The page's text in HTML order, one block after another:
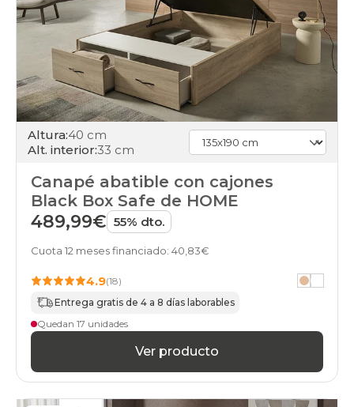
canapes-
abatibles
160x190cm
apertura-
frontal
black-
days
canapes-
abatibles
160x200cm-
doble
apertura-
frontal
black-
abatibles
frontal
canapes-
abatibles
160x200cm
apertura-
Altura:40 cm
Alt. interior:33 cm
Canapé abatible con cajones
Black Box Safe de HOME
489,99€ 55% dto.
Cuota 12 meses financiado: 40,83€
4.9(18)
Entrega gratis de 4 a 8 días laborables
Quedan 17 unidades
Ver producto